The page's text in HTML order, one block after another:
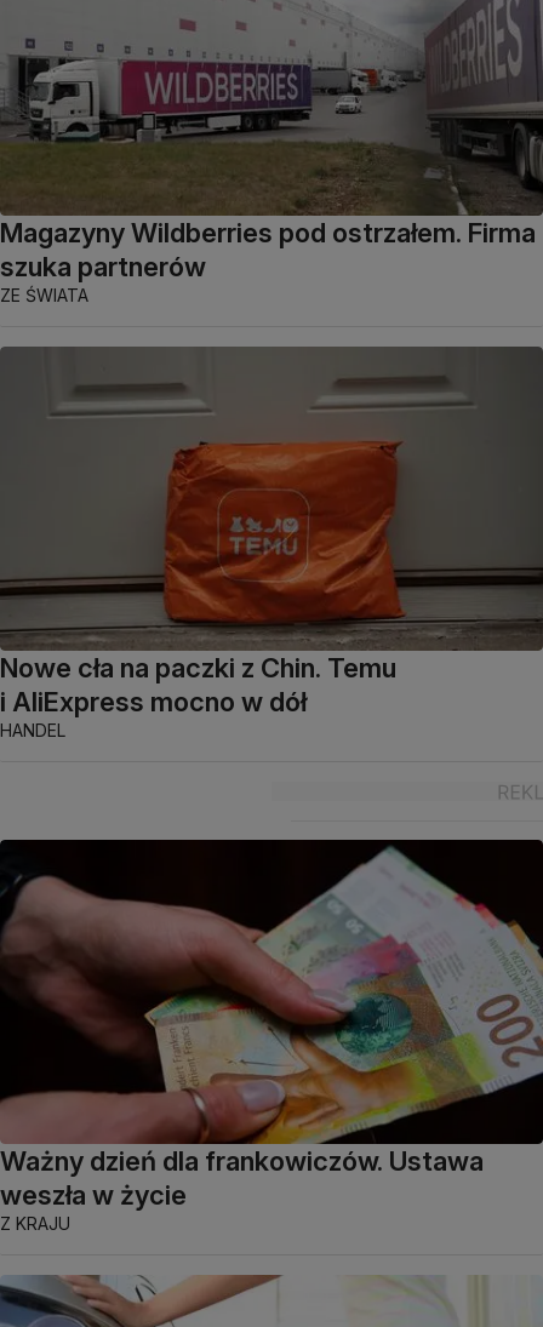
Magazyny Wildberries pod ostrzałem. Firma
szuka partnerów
ZE ŚWIATA
Nowe cła na paczki z Chin. Temu
i AliExpress mocno w dół
HANDEL
Ważny dzień dla frankowiczów. Ustawa
weszła w życie
Z KRAJU